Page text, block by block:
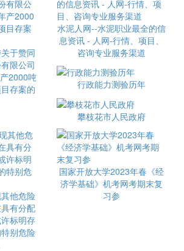
于赞同
限公司
2000吨
存案的
水泥人网--水泥职业最全的信
息资讯 - 人网-行情、项目、
咨询专业服务渠道
行政能力测验历年
攀枝花市人民政府
他危险
有分配
标明存
别危险
国家开放大学2023年春《经
济学基础》机考网考期末复
习参